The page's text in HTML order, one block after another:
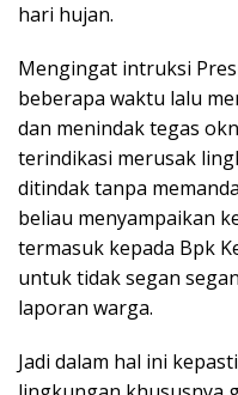
hari hujan.
Mengingat intruksi
beberapa waktu lalu
dan menindak tegas
terindikasi merusak
ditindak tanpa
beliau menyampaikan
termasuk kepada Bpk
untuk tidak segan
laporan warga.
Jadi dalam hal ini